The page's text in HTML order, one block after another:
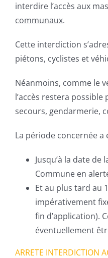
interdire l’accès aux
communaux.
Cette interdiction
piétons, cyclistes et
Néanmoins, comme le
l’accès restera
secours, gendarmerie,
La période concernée a
Jusqu’à la date de
Commune en
Et au plus tard au
impérativement
fin d’application).
éventuellement
ARRETE INTERDICTION